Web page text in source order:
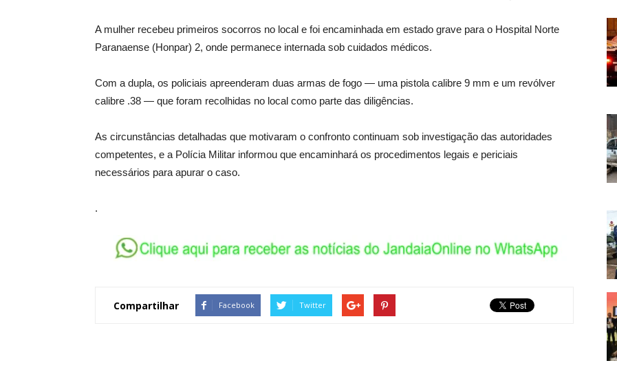
A mulher recebeu primeiros socorros no local e foi encaminhada em estado grave para o Hospital Norte
Paranaense (Honpar) 2, onde permanece internada sob cuidados médicos.
Com a dupla, os policiais apreenderam duas armas de fogo — uma pistola calibre 9 mm e um revólver
calibre .38 — que foram recolhidas no local como parte das diligências.
As circunstâncias detalhadas que motivaram o confronto continuam sob investigação das autoridades
competentes, e a Polícia Militar informou que encaminhará os procedimentos legais e periciais
necessários para apurar o caso.
.
Compartilhar Facebook Twitter